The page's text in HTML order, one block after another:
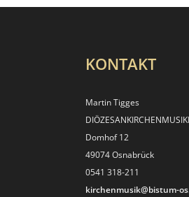
KONTAKT
Martin Tigges
Domhof 12
49074 Osnabrück
0541 318-211
kirchenmusik@bistum-